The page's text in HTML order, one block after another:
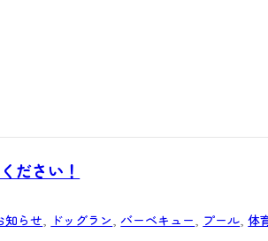
ださい！
知らせ ドッグラン バーベキュー プール , 体